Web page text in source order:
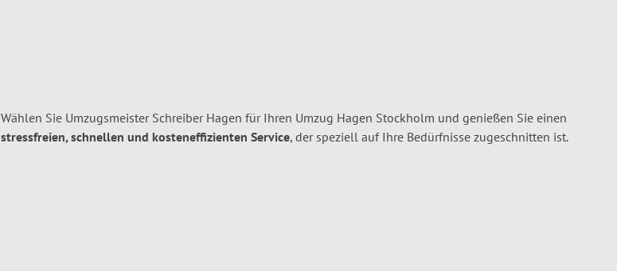
Wählen Sie Umzugsmeister Schreiber Hagen für Ihren Umzug Hagen Stockholm und genießen Sie einen
stressfreien, schnellen und kosteneffizienten Service, der speziell auf Ihre Bedürfnisse zugeschnitten ist.